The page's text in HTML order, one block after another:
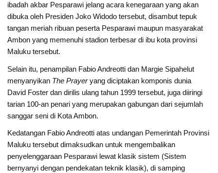
ibadah akbar Pesparawi jelang acara kenegaraan yang akan
dibuka oleh Presiden Joko Widodo tersebut, disambut tepuk
tangan meriah ribuan peserta Pesparawi maupun masyarakat
Ambon yang memenuhi stadion terbesar di ibu kota provinsi
Maluku tersebut.
Selain itu, penampilan Fabio Andreotti dan Margie Sipahelut
menyanyikan The Prayeryang diciptakan komponis dunia
David Foster dan dirilis ulang tahun 1999 tersebut, juga diiringi
tarian 100-an penari yang merupakan gabungan dari sejumlah
sanggar seni di Kota Ambon.
Kedatangan Fabio Andreotti atas undangan Pemerintah Provinsi
Maluku tersebut dimaksudkan untuk mengembalikan
penyelenggaraan Pesparawi lewat klasik sistem (Sistem
bernyanyi dengan pendekatan teknik klasik), di samping